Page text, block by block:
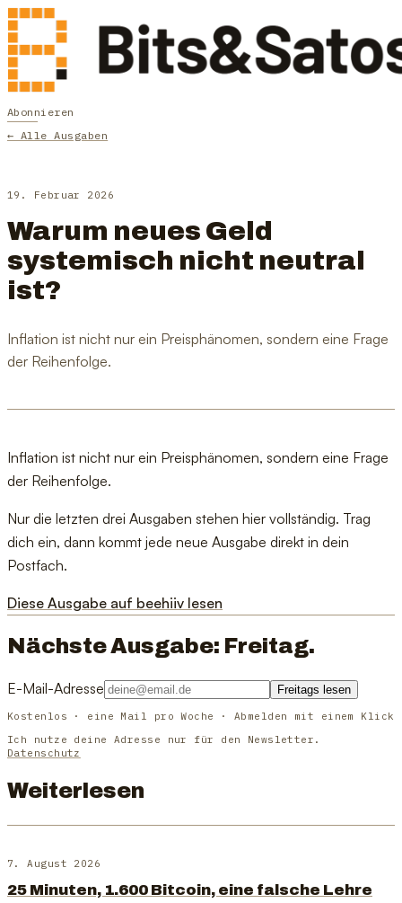
Abonnieren
← Alle Ausgaben
19. Februar 2026
Warum neues Geld
systemisch nicht neutral
ist?
Inflation ist nicht nur ein Preisphänomen, sondern eine Frage
der Reihenfolge.
Inflation ist nicht nur ein Preisphänomen, sondern eine Frage
der Reihenfolge.
Nur die letzten drei Ausgaben stehen hier vollständig. Trag
dich ein, dann kommt jede neue Ausgabe direkt in dein
Postfach.
Diese Ausgabe auf beehiiv lesen
Nächste Ausgabe: Freitag.
E-Mail-Adresse Freitags lesen
Kostenlos · eine Mail pro Woche · Abmelden mit einem Klick
Ich nutze deine Adresse nur für den Newsletter.
Datenschutz
Weiterlesen
7. August 2026
25 Minuten, 1.600 Bitcoin, eine falsche Lehre